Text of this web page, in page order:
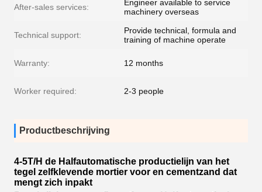
After-sales services:
Engineer available to service
machinery overseas
Technical support:
Provide technical, formula and
training of machine operate
Warranty: 12 months
Worker required: 2-3 people
Productbeschrijving
4-5T/H de Halfautomatische productielijn van het
tegel zelfklevende mortier voor en cementzand dat
mengt zich inpakt